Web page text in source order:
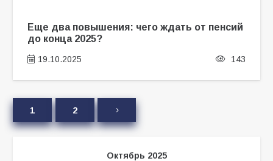
Еще два повышения: чего ждать от пенсий
до конца 2025?
19.10.2025 143
1 2
Октябрь 2025